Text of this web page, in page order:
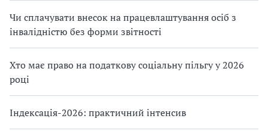
Чи сплачувати внесок на працевлаштування осіб з
інвалідністю без форми звітності
Хто має право на податкову соціальну пільгу у 2026
році
Індексація-2026: практичний інтенсив